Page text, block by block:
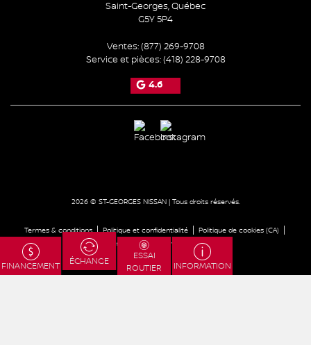
FINANCEMENT ÉCHANGE
ESSAI
ROUTIER
INFORMATION
Saint-Georges,Québec
G5Y 5P4
Ventes:(877) 269-9708
Service et pièces:(418) 228-9708
4.6
2026 © ST-GEORGES NISSAN| Tous droits réservés.
Termes & conditions|Politique et confidentialité| Politique de cookies (CA)
Paramétrer les cookies Droit à la réparation
DÉVELOPPÉ PAR